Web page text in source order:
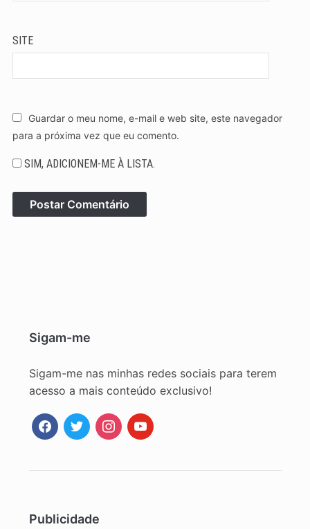
SITE
Guardar o meu nome, e-mail e web site, este navegador
para a próxima vez que eu comento.
SIM, ADICIONEM-ME À LISTA.
Sigam-me
Sigam-me nas minhas redes sociais para terem
acesso a mais conteúdo exclusivo!
facebooktwitterinstagram
youtube
Publicidade